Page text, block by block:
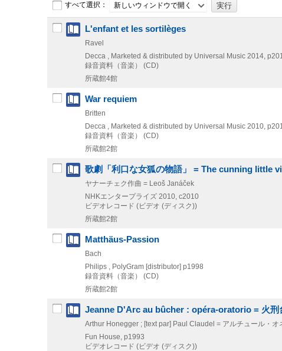
すべて選択： 新しいウィンドウで開く
L'enfant et les sortilèges
Ravel
Decca , Marketed & distributed by Universal Music 2014,
録音資料（音楽） (CD)
所蔵館4館
War requiem
Britten
Decca , Marketed & distributed by Universal Music 2010,
録音資料（音楽） (CD)
所蔵館2館
歌劇「利口な女狐の物語」 = The cunning little
ヤナーチェク作曲 = Leoš Janáček
NHKエンタープライズ 2010, c2010
ビデオレコード (ビデオ (ディスク))
所蔵館2館
Matthäus-Passion
Bach
Philips , PolyGram [distributor] p1998
録音資料（音楽） (CD)
所蔵館2館
Jeanne D'Arc au bûcher : opéra-oratorio = 火刑
Arthur Honegger ; [text par] Paul Claudel = アルチュール・オ
Fun House, p1993
ビデオレコード (ビデオ (ディスク))